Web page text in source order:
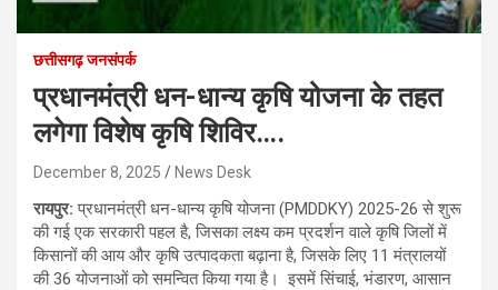
छत्तीसगढ़ जनसंपर्क
प्रधानमंत्री धन-धान्य कृषि योजना के तहत
लगेगा विशेष कृषि शिविर….
December 8, 2025 News Desk
रायपुर:प्रधानमंत्री धन-धान्य कृषि योजना (PMDDKY) 2025-26 से शुरू
की गई एक सरकारी पहल है, जिसका लक्ष्य कम प्रदर्शन वाले कृषि जिलों में
किसानों की आय और कृषि उत्पादकता बढ़ाना है, जिसके लिए 11 मंत्रालयों
की 36 योजनाओं को समन्वित किया गया है। इसमें सिंचाई, भंडारण, आसान